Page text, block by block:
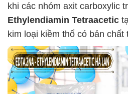
khi các nhóm axit carboxylic
Ethylendiamin Tetraacetic
kim loại kiềm thổ có bản chất